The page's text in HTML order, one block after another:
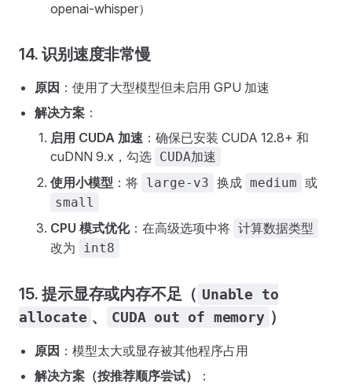
openai-whisper）
14. 识别速度非常慢
原因 ：使用了大型模型但未启用 GPU 加速
解决方案 ：
启用 CUDA 加速 ：确保已安装 CUDA 12.8+ 和
cuDNN 9.x，勾选 CUDA加速
使用小模型 ：将 large-v3 换成 medium 或
small
CPU 模式优化：在高级选项中将 计算数据类型
改为 int8
15. 提示显存或内存不足（ Unable to
allocate 、 CUDA out of memory ）
原因 ：模型太大或显存被其他程序占用
解决方案（按推荐顺序尝试）
：